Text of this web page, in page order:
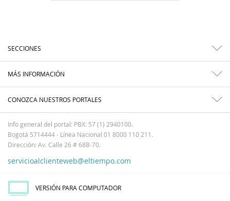
SECCIONES
MÁS INFORMACIÓN
CONOZCA NUESTROS PORTALES
Info general del portal: PBX: 57 (1) 2940100.
Bogotá 5714444 - Línea Nacional 01 8000 110 211.
Dirección: Av. Calle 26 # 68B-70.
servicioalclienteweb@eltiempo.com
VERSIÓN PARA COMPUTADOR